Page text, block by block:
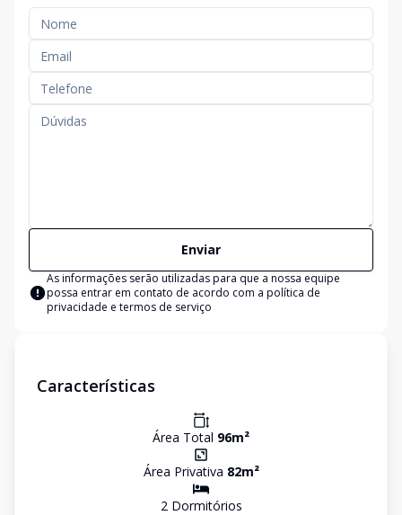
Enviar
As informações serão utilizadas para que a nossa equipe
possa entrar em contato de acordo com a política de
privacidade e termos de serviço
Características
Área Total 96m²
Área Privativa 82m²
2Dormitórios